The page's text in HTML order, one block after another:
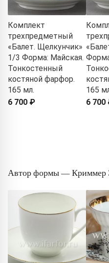
Комплект
трехпредметный
«Балет. Щелкунчик»
1/3 Форма: Майская.
Тонкостенный
костяной фарфор.
165 мл.
6 700 ₽
165
6 700
Автор формы — Криммер